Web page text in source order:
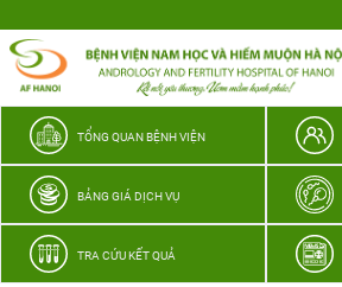
thương
TỔNG QUAN BỆNH VIỆN
BẢNG GIÁ DỊCH VỤ
TRA CỨU KẾT QUẢ